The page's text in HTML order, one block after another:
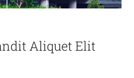
Aliquet Elit